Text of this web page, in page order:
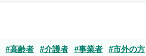
#高齢者 #介護者 #事業者 #市外の方